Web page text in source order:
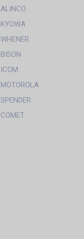
ALINCO
KYOWA
WHENER
BISON
ICOM
MOTOROLA
SPENDER
COMET